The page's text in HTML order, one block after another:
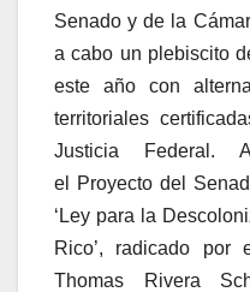
Senado y de la
a cabo un plebiscito
este año con
territoriales
Justicia Federal.
el Proyecto del
‘Ley para la
Rico’, radicado por
Thomas Rivera